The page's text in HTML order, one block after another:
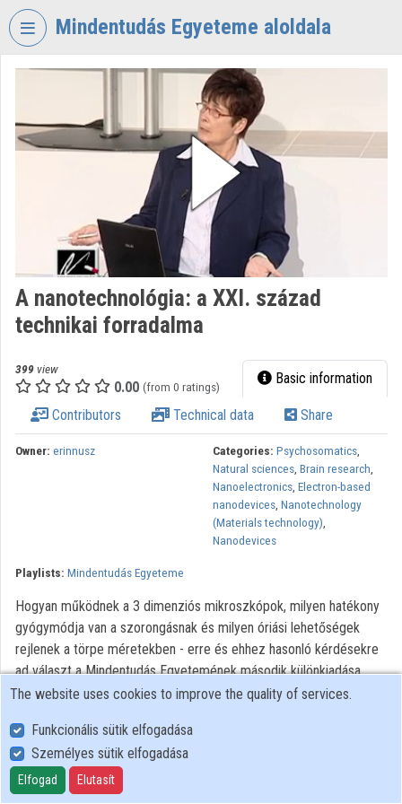
Skip header
Mindentudás Egyeteme aloldala
MINDENTUDÁS
EGYETEME
Organization discovery
Categories
Organizations
Contributors
A nanotechnológia: a XXI. század
technikai forradalma
399 view
0.00 (from 0 ratings) Basic information
Contributors Technical data Share
Owner: erinnusz Categories: Psychosomatics,
Natural sciences, Brain research,
Nanoelectronics, Electron-based
nanodevices, Nanotechnology
(Materials technology),
Nanodevices
Playlists: Mindentudás Egyeteme
Hogyan működnek a 3 dimenziós mikroszkópok, milyen hatékony
gyógymódja van a szorongásnak és milyen óriási lehetőségek
rejlenek a törpe méretekben - erre és ehhez hasonló kérdésekre
ad választ a Mindentudás Egyetemének második különkiadása,
amelyben a közelmúltban Székesfehérváron megtartott
professzor, a Magyar Tudományos Akadémia Kémiai
Kutatóközpont Felületkémiai és Katalízis Intézetének igazgatója.
All rights reserved
The website uses cookies to improve the quality of services.
Funkcionális sütik elfogadása
Személyes sütik elfogadása
Elfogad Elutasít